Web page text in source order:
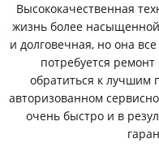
Высококачественная
жизнь более
и долговечная, но она
потребуется
обратиться к лучшим
авторизованном
очень быстро и в